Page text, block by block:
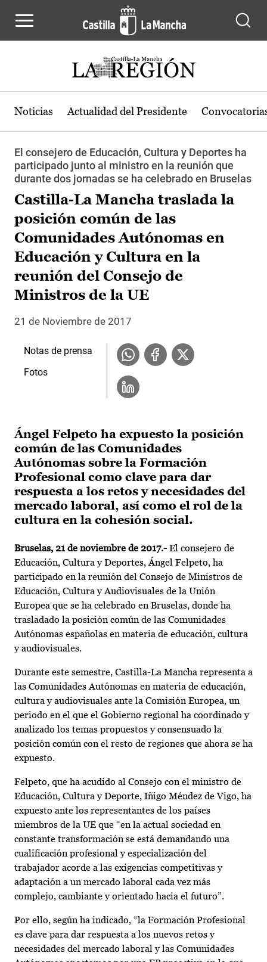
Noticias Actualidad del Presidente
El consejero de Educación, Cultura y Deportes ha
participado junto al ministro en la reunión que
durante dos jornadas se ha celebrado en Bruselas
Castilla-La Mancha traslada la
posición común de las
Comunidades Autónomas en
Educación y Cultura en la
reunión del Consejo de
Ministros de la UE
21 de Noviembre de 2017
Ángel Felpeto ha expuesto la posición
común de las Comunidades
Autónomas sobre la Formación
Profesional como clave para dar
respuesta a los retos y necesidades del
mercado laboral, así como el rol de la
cultura en la cohesión social.
Bruselas, 21 de noviembre de 2017.- El consejero de
Educación, Cultura y Deportes, Ángel Felpeto, ha
participado en la reunión del Consejo de Ministros de
Educación, Cultura y Audiovisuales de la Unión
Europea que se ha celebrado en Bruselas, donde ha
trasladado la posición común de las Comunidades
Autónomas españolas en materia de educación, cultura
y audiovisuales.
Durante este semestre, Castilla-La Mancha representa a
las Comunidades Autónomas en materia de educación,
cultura y audiovisuales ante la Comisión Europea, un
periodo en el que el Gobierno regional ha coordinado y
analizado los temas propuestos y consensuado la
posición común con el resto de regiones que ahora se ha
expuesto.
Felpeto, que ha acudido al Consejo con el ministro de
Educación, Cultura y Deporte, Iñigo Méndez de Vigo, ha
expuesto ante los representantes de los países
miembros de la UE que “en la actual sociedad en
constante transformación se está demandando una
cualificación profesional y especialización del
trabajador acorde a las exigencias competitivas y
adaptación a un mercado laboral cada vez más
complejo, cambiante y orientado hacia el futuro”.
Por ello, según ha indicado, “la Formación Profesional
es clave para dar respuesta a los nuevos retos y
necesidades del mercado laboral y las Comunidades
Notas de prensa
Fotos